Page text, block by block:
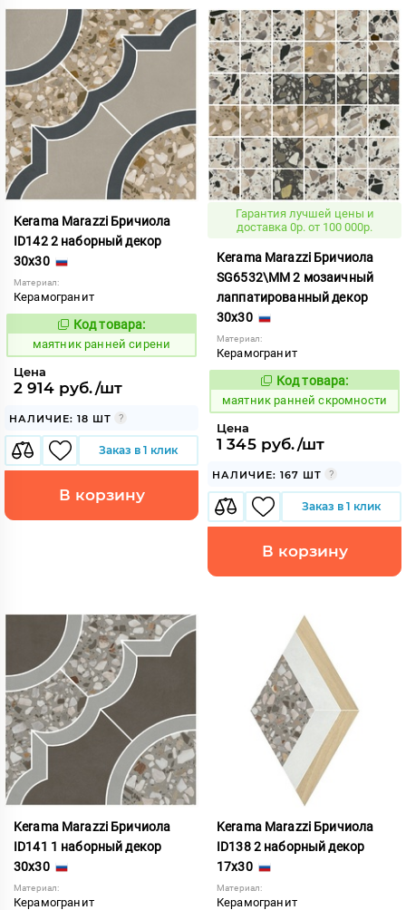
Kerama Marazzi Бричиола
ID142 2 наборный декор
30x30
Материал:
Керамогранит
931589
Код товара:
маятник ранней сирени
Цена
2 914 руб./шт
НАЛИЧИЕ: 18 ШТ
Заказ в 1 клик
В корзину
Гарантия лучшей цены и
доставка 0р. от 100 000р.
Kerama Marazzi Бричиола
SG6532\MM 2 мозаичный
лаппатированный декор
30x30
Материал:
Керамогранит
931593
Код товара:
маятник ранней скромности
Цена
1 345 руб./шт
НАЛИЧИЕ: 167 ШТ
Заказ в 1 клик
В корзину
Kerama Marazzi Бричиола
ID141 1 наборный декор
30x30
Материал:
Керамогранит
Kerama Marazzi Бричиола
ID138 2 наборный декор
17x30
Материал:
Керамогранит